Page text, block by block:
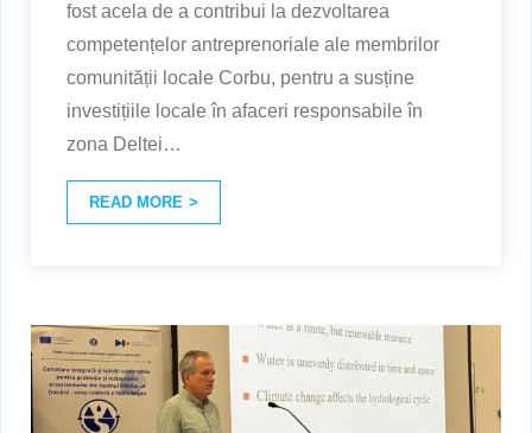
fost acela de a contribui la dezvoltarea
competențelor antreprenoriale ale membrilor
comunității locale Corbu, pentru a susține
investițiile locale în afaceri responsabile în
zona Deltei…
READ MORE